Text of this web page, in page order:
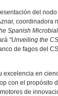
del
coordinadora
Spanish
“Unveiling the
de fagos del
excelencia en
con el propósito
de